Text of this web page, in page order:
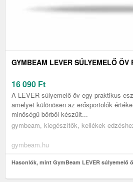
GYMBEAM LEVER SÚLYEMELŐ ÖV
16 090 Ft
A LEVER súlyemelő öv egy praktikus
amelyet különösen az erősportolók
minőségű bőrből készült...
gymbeam, kiegészítők, kellékek
gymbeam.hu
Hasonlók, mint GymBeam LEVER súlyemelő